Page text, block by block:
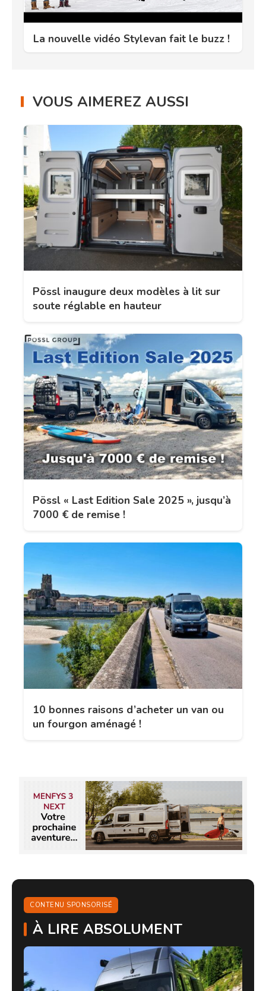
La nouvelle vidéo Stylevan fait le buzz !
VOUS AIMEREZ AUSSI
Pössl inaugure deux modèles à lit sur
soute réglable en hauteur
Pössl « Last Edition Sale 2025 », jusqu’à
7000 € de remise !
10 bonnes raisons d’acheter un van ou
un fourgon aménagé !
CONTENU SPONSORISÉ
À LIRE ABSOLUMENT